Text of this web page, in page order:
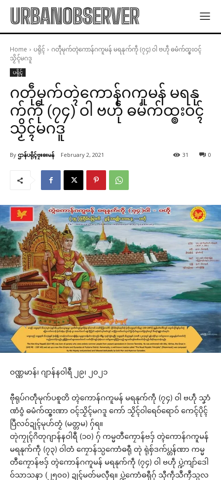
URBANOBSERVER
Home ပရိုၚ်
ဂတဵုမုက်တ္ၚဲကောန်ဂကူမန် မရနုက်ကဵု (၇၄) ဝါ ဗဟဵု ဓမံက်ထ္ၜးဝၚ်
သၟိၚ်မဂဒူ
ပရိုၚ်
ဂတဵုမုက်တ္ၚဲကောန်ဂကူမန် မရနု
က်ကဵု (၇၄) ဝါ ဗဟဵု ဓမံက်ထ္ၜးဝၚ်
သၟိၚ်မဂဒူ
By ဌာန်ပရိုၚ်ဗၠးၜးမန် February 2, 2021 0
31
ဝဏ္ဏမာန်၊ ဂျာန်နဝါရဳ ၂၉၊ ၂၀၂၁
ဗီုရုပ်ဂတဵုမုက်ပစူတိ တ္ၚဲကောန်ဂကူမန် မရနုက်ကဵု (၇၄) ဝါ ဗဟဵု သၞာံ
ဏံဝွံ ဓမံက်ထ္ၜးဏာ ဝၚ်သၟိၚ်မဂဒူ ကော် သၟိၚ်ဝါရေဝ်ရောဝ် ကေၚ်ပိုၚ်
ပြဳလဝ်ဍုၚ်မုဟ်တၟံ (မတ္တမ) ဂှ်ရ။
တုဲကၠုၚ်ဂိတုဂျာန်နဝါရဳ (၁၀) ဂှ် ကမ္မတဳကၠောန်ဗဒှ် တ္ၚဲကောန်ဂကူမန်
မရနုက်ကဵု (၇၃) ဝါတံ ကၠောန်သ္ပကောံဓရီု တုဲ ရုဲစှ်ဒက်ပ္တန်ဏာ ကမ္မ
တဳကၠောန်ဗဒှ် တ္ၚဲကောန်ဂကူမန် မရနုက်ကဵု (၇၄) ဝါ ဗဟဵု ပ္ဍဲကျာ်ဒေါ
ဝ်သာသနာ (၂၅၀၀) ဍုၚ်မတ်မလီုရ။ ပ္ဍဲကောံဓရီုဂှ် သီုကဵုသဳကၠဳသ္ပလ